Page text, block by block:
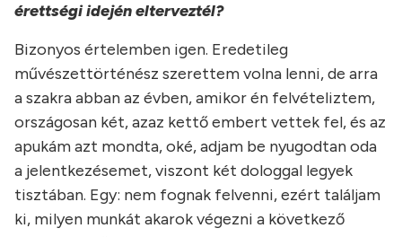
érettségi idején elterveztél?
Bizonyos értelemben igen. Eredetileg
művészettörténész szerettem volna lenni, de arra
a szakra abban az évben, amikor én felvételiztem,
országosan két, azaz kettő embert vettek fel, és az
apukám azt mondta, oké, adjam be nyugodtan oda
a jelentkezésemet, viszont két dologgal legyek
tisztában. Egy: nem fognak felvenni, ezért találjam
ki, milyen munkát akarok végezni a következő